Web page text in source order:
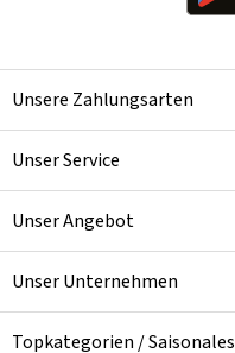
Unsere Zahlungsarten
Unser Service
Unser Angebot
Unser Unternehmen
Topkategorien / Saisonales